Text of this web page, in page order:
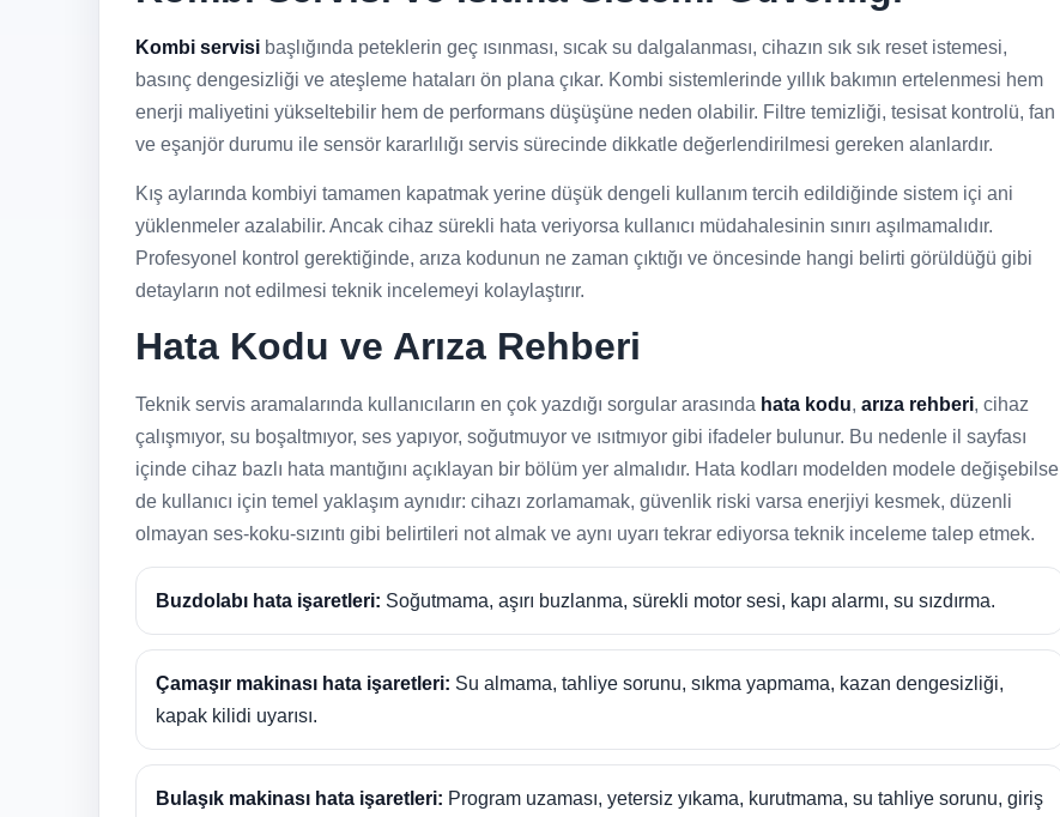
Kombi servisi başlığında peteklerin geç ısınması, sıcak su dalgalanması, cihazın sık sık reset istemesi,
basınç dengesizliği ve ateşleme hataları ön plana çıkar. Kombi sistemlerinde yıllık bakımın ertelenmesi hem
enerji maliyetini yükseltebilir hem de performans düşüşüne neden olabilir. Filtre temizliği, tesisat kontrolü, fan
ve eşanjör durumu ile sensör kararlılığı servis sürecinde dikkatle değerlendirilmesi gereken alanlardır.
Kış aylarında kombiyi tamamen kapatmak yerine düşük dengeli kullanım tercih edildiğinde sistem içi ani
yüklenmeler azalabilir. Ancak cihaz sürekli hata veriyorsa kullanıcı müdahalesinin sınırı aşılmamalıdır.
Profesyonel kontrol gerektiğinde, arıza kodunun ne zaman çıktığı ve öncesinde hangi belirti görüldüğü gibi
detayların not edilmesi teknik incelemeyi kolaylaştırır.
Hata Kodu ve Arıza Rehberi
Teknik servis aramalarında kullanıcıların en çok yazdığı sorgular arasında hata kodu, arıza rehberi, cihaz
çalışmıyor, su boşaltmıyor, ses yapıyor, soğutmuyor ve ısıtmıyor gibi ifadeler bulunur. Bu nedenle il sayfası
içinde cihaz bazlı hata mantığını açıklayan bir bölüm yer almalıdır. Hata kodları modelden modele değişebilse
de kullanıcı için temel yaklaşım aynıdır: cihazı zorlamamak, güvenlik riski varsa enerjiyi kesmek, düzenli
olmayan ses-koku-sızıntı gibi belirtileri not almak ve aynı uyarı tekrar ediyorsa teknik inceleme talep etmek.
Buzdolabı hata işaretleri: Soğutmama, aşırı buzlanma, sürekli motor sesi, kapı alarmı, su sızdırma.
Çamaşır makinası hata işaretleri: Su almama, tahliye sorunu, sıkma yapmama, kazan dengesizliği,
kapak kilidi uyarısı.
Bulaşık makinası hata işaretleri: Program uzaması, yetersiz yıkama, kurutmama, su tahliye sorunu, giriş